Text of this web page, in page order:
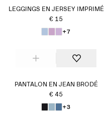
LEGGINGS EN JERSEY IMPRIMÉ
€ 15
+7
PANTALON EN JEAN BRODÉ
€ 45
+3